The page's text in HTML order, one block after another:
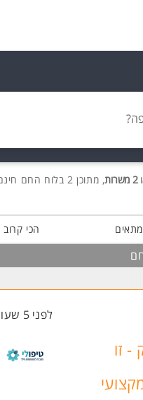
2 משרות , מתוכן 2 בלוח החם חינם!
הכי קרוב
לפני 5 שעות
- זו